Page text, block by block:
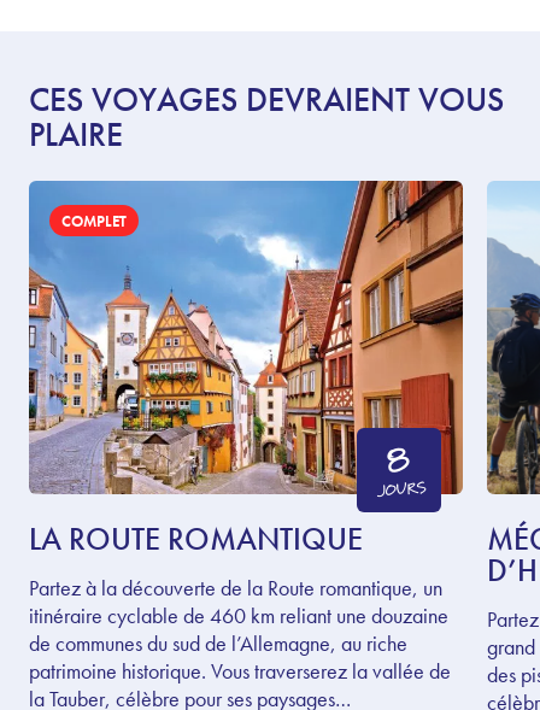
CES VOYAGES DEVRAIENT VOUS
PLAIRE
COMPLET
8
JOURS
LA ROUTE ROMANTIQUE
Partez à la découverte de la Route romantique, un
itinéraire cyclable de 460 km reliant une douzaine
de communes du sud de l’Allemagne, au riche
patrimoine historique. Vous traverserez la vallée de
la Tauber, célèbre pour ses paysages…
grand
des